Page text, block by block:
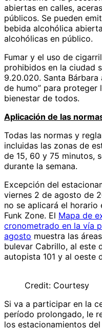
abiertas en calles,
públicos. Se pueden
bebida alcohólica
alcohólicas en público.
Fumar y el uso de
prohibidos en la ciudad
9.20.020. Santa
de humo” para proteger
bienestar de todos.
Aplicación de las
Todas las normas y
incluidas las zonas de
de 15, 60 y 75 minutos,
durante la semana.
Excepción del
viernes 2 de agosto de
no se aplicará el horario
Funk Zone. El Mapa de
cronometrado en la vía
agosto muestra las
bulevar Cabrillo, al este
autopista 101 y al oeste
Credit: Courtesy
Si va a participar en la
período prolongado, le
los estacionamientos